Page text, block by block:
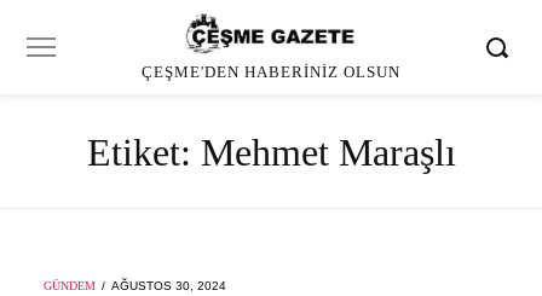
ÇEŞME'DEN HABERINIZ OLSUN
Etiket: Mehmet Maraşlı
GÜNDEM
POSTED
AĞUSTOS 30, 2024